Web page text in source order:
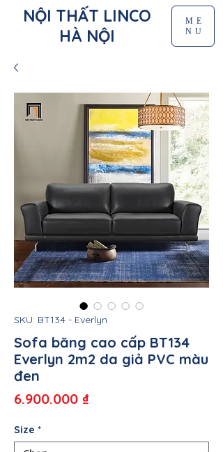
NỘI THẤT LINCO
HÀ NỘI
ME
NU
SKU: BT134 - Everlyn
Sofa băng cao cấp BT134
Everlyn 2m2 da giả PVC màu
đen
6.900.000 ₫Giá
Size *